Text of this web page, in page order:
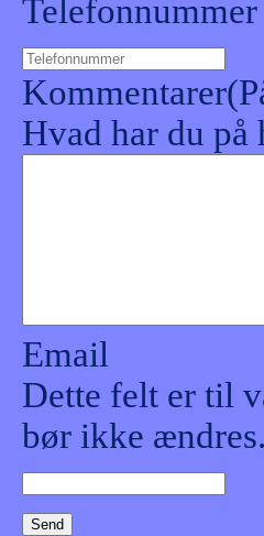
Telefonnummer
Kommentarer
Hvad har du på
Email
Dette felt er til
bør ikke ændres.